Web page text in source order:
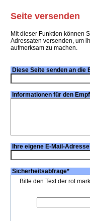
Seite versenden
Mit dieser Funktion können
Adressaten versenden, um
aufmerksam zu machen.
Diese Seite senden an die
Informationen für den
Ihre eigene E-Mail-
Sicherheitsabfrage*
Bitte den Text der rot